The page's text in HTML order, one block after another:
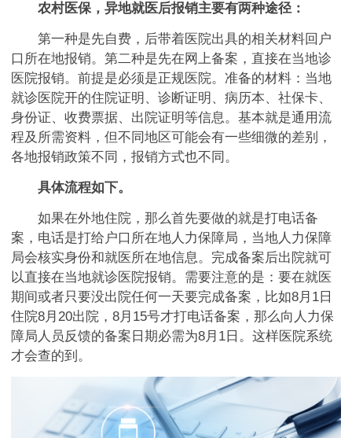
农村医保，异地就医后报销主要有两种途径：
第一种是先自费，后带着医院出具的相关材料回户
口所在地报销。第二种是先在网上备案，直接在当地诊
医院报销。前提是必须是正规医院。准备的材料：当地
就诊医院开的住院证明、诊断证明、病历本、社保卡、
身份证、收费票据、出院证明等信息。基本就是通用流
程及所需资料，但不同地区可能会有一些细微的差别，
各地报销政策不同，报销方式也不同。
具体流程如下。
如果在外地住院，那么首先要做的就是打电话备
案，电话是打给户口所在地人力保障局，当地人力保障
局会核实身份和就医所在地信息。完成备案后出院就可
以直接在当地就诊医院报销。需要注意的是：要在就医
期间或者只要没出院任何一天要完成备案，比如8月1日
住院8月20出院，8月15号才打电话备案，那么向人力保
障局人员反馈的备案日期必需为8月1日。这样医院系统
才会查的到。